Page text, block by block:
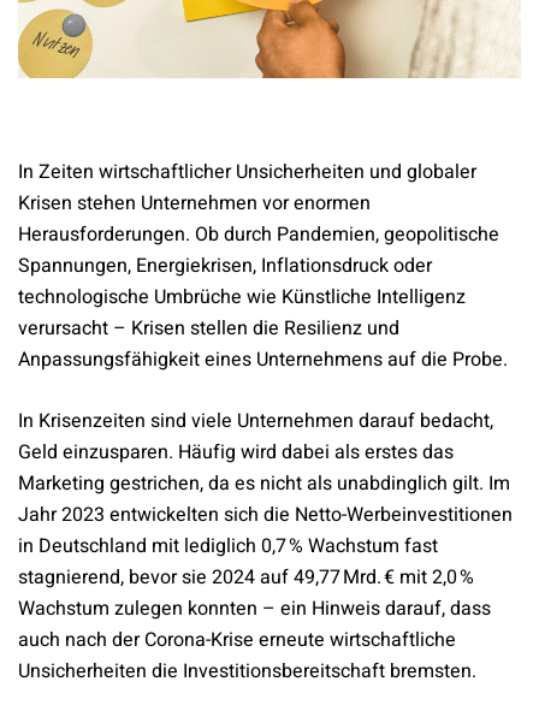
In Zeiten wirtschaftlicher Unsicherheiten und globaler
Krisen stehen Unternehmen vor enormen
Herausforderungen. Ob durch Pandemien, geopolitische
Spannungen, Energiekrisen, Inflationsdruck oder
technologische Umbrüche wie Künstliche Intelligenz
verursacht – Krisen stellen die Resilienz und
Anpassungsfähigkeit eines Unternehmens auf die Probe.
In Krisenzeiten sind viele Unternehmen darauf bedacht,
Geld einzusparen. Häufig wird dabei als erstes das
Marketing gestrichen, da es nicht als unabdinglich gilt. Im
Jahr 2023 entwickelten sich die Netto-Werbeinvestitionen
in Deutschland mit lediglich 0,7 % Wachstum fast
stagnierend, bevor sie 2024 auf 49,77 Mrd. € mit 2,0 %
Wachstum zulegen konnten – ein Hinweis darauf, dass
auch nach der Corona-Krise erneute wirtschaftliche
Unsicherheiten die Investitionsbereitschaft bremsten.